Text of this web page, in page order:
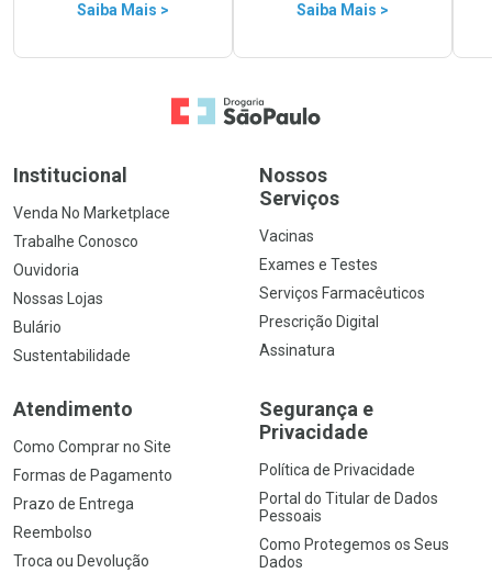
Saiba Mais > Saiba Mais >
Ir para a Home
Institucional
Venda No Marketplace
Trabalhe Conosco
Ouvidoria
Nossas Lojas
Bulário
Sustentabilidade
Nossos
Serviços
Vacinas
Exames e Testes
Serviços Farmacêuticos
Prescrição Digital
Assinatura
Atendimento
Como Comprar no Site
Formas de Pagamento
Prazo de Entrega
Reembolso
Troca ou Devolução
Segurança e
Privacidade
Política de Privacidade
Portal do Titular de Dados
Pessoais
Como Protegemos os Seus
Dados